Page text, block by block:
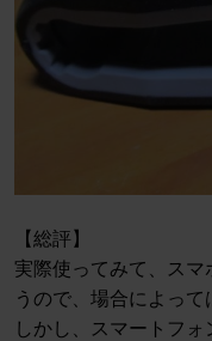
【総評】
実際使ってみて、スマ
うので、場合によって
しかし、スマートフ